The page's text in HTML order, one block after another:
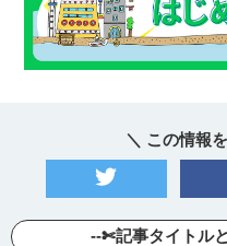
＼ この情報
--✄記事タイトル